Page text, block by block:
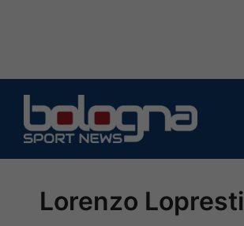
contenuto
Lorenzo Lopresti